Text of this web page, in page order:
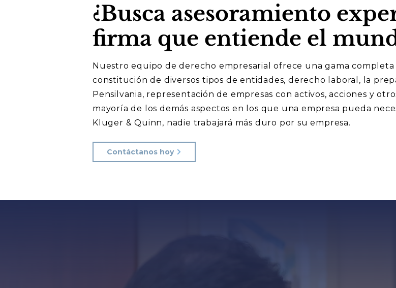
¿Busca asesoramiento
firma que entiende el
Nuestro equipo de derecho empresarial ofrece una gama
constitución de diversos tipos de entidades, derecho laboral, la
Pensilvania, representación de empresas con activos, acciones y
mayoría de los demás aspectos en los que una empresa pueda
Kluger & Quinn, nadie trabajará más duro por su empresa.
Contáctanos hoy